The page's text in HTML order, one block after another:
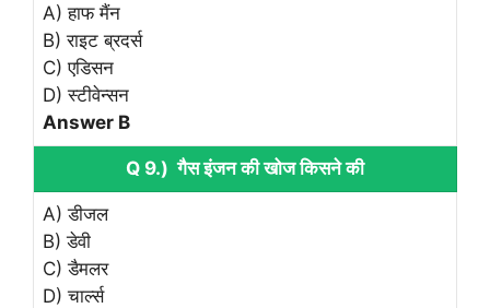
A) हाफ मैंन
B) राइट ब्रदर्स
C) एडिसन
D) स्टीवेन्सन
Answer B
Q 9.) गैस इंजन की खोज किसने की
A) डीजल
B) डेवी
C) डैमलर
D) चार्ल्स